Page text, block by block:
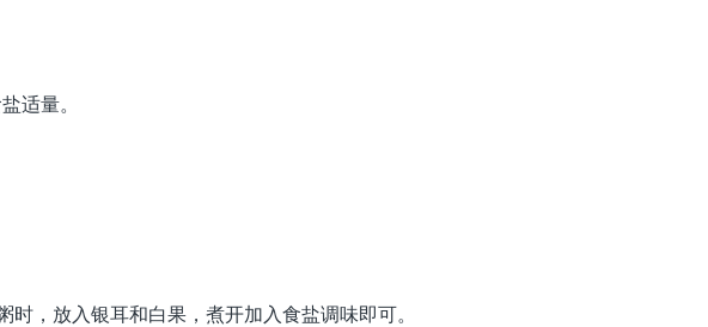
适量。
，放入银耳和白果，煮开加入食盐调味即可。